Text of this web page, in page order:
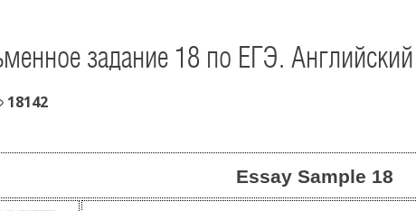
задание 18 по ЕГЭ.
18142
Essay Sample 18
Обучаю разговорному
Помогу Вам подготовиться
или ЕГЭ.